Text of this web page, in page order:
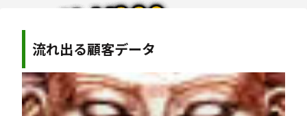
流れ出る顧客データ